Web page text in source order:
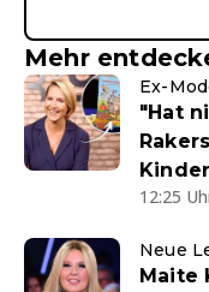
Mehr
Ex-
"Hat
12:25
Neue
Maite